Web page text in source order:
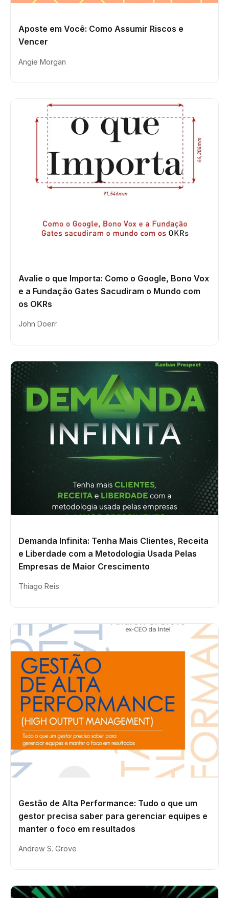
Aposte em Você: Como Assumir Riscos e
Vencer
Angie Morgan
Avalie o que Importa: Como o Google, Bono Vox
e a Fundação Gates Sacudiram o Mundo com
os OKRs
John Doerr
Demanda Infinita: Tenha Mais Clientes, Receita
e Liberdade com a Metodologia Usada Pelas
Empresas de Maior Crescimento
Thiago Reis
Gestão de Alta Performance: Tudo o que um
gestor precisa saber para gerenciar equipes e
manter o foco em resultados
Andrew S. Grove